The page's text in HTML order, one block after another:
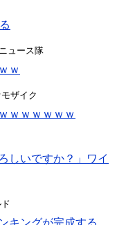
ュース隊
ｗ
ザイク
ｗｗｗｗｗｗ
しいですか？」ワイ
キングが完成する